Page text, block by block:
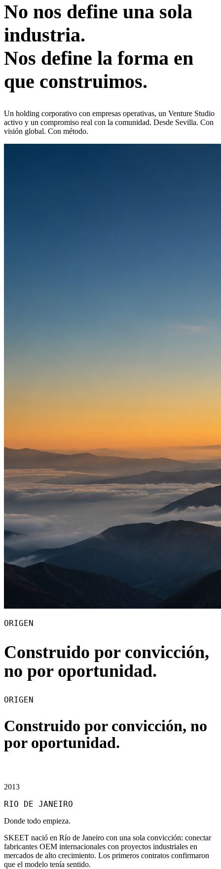
No nos define una sola
industria.
Nos define la forma en
que construimos.
Un holding corporativo con empresas operativas, un Venture Studio
activo y un compromiso real con la comunidad. Desde Sevilla. Con
visión global. Con método.
ORIGEN
Construido por convicción,
no por oportunidad.
ORIGEN
Construido por convicción, no
por oportunidad.
2013
RIO DE JANEIRO
Donde todo empieza.
SKEET nació en Río de Janeiro con una sola convicción: conectar
fabricantes OEM internacionales con proyectos industriales en
mercados de alto crecimiento. Los primeros contratos confirmaron
que el modelo tenía sentido.